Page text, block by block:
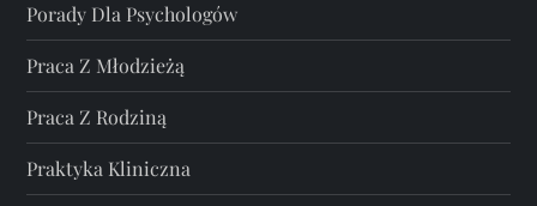
Porady Dla Psychologów
Praca Z Młodzieżą
Praca Z Rodziną
Praktyka Kliniczna